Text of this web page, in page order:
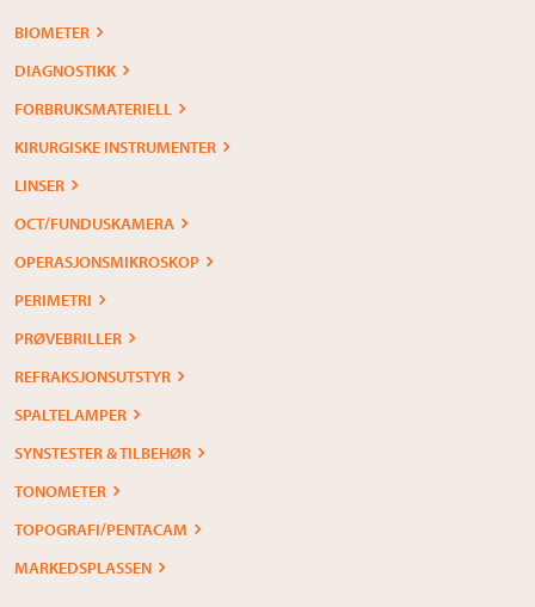
BIOMETER
DIAGNOSTIKK
FORBRUKSMATERIELL
KIRURGISKE INSTRUMENTER
LINSER
OCT/FUNDUSKAMERA
OPERASJONSMIKROSKOP
PERIMETRI
PRØVEBRILLER
REFRAKSJONSUTSTYR
SPALTELAMPER
SYNSTESTER & TILBEHØR
TONOMETER
TOPOGRAFI/PENTACAM
MARKEDSPLASSEN